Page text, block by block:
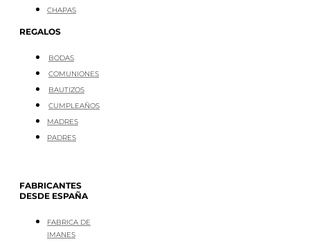
CHAPAS
REGALOS
BODAS
COMUNIONES
BAUTIZOS
CUMPLEAÑOS
MADRES
PADRES
FABRICANTES
DESDE ESPAÑA
FABRICA DE
IMANES